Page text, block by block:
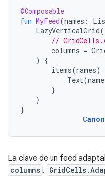
@Composable
fun MyFeed(names :
LazyVerticalGrid(
//
columns =
)
{
items(names)
Text(name
}
}
}
La clave de un feed
columns .